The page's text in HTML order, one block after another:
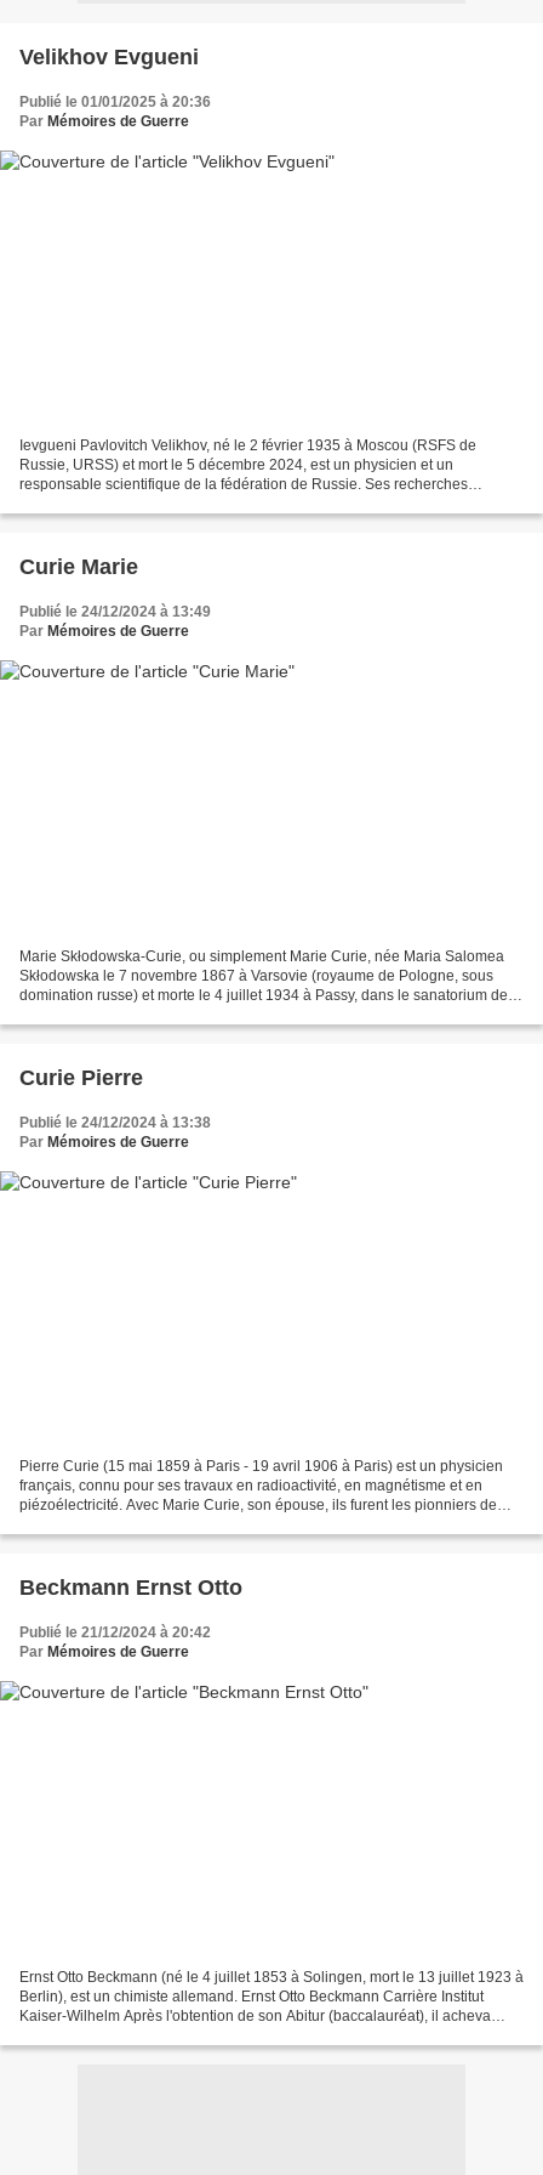
Velikhov Evgueni
Publié le 01/01/2025 à 20:36
Par Mémoires de Guerre
Ievgueni Pavlovitch Velikhov, né le 2 février 1935 à Moscou (RSFS de
Russie, URSS) et mort le 5 décembre 2024, est un physicien et un
responsable scientifique de la fédération de Russie. Ses recherches
Curie Marie
Publié le 24/12/2024 à 13:49
Par Mémoires de Guerre
Marie Skłodowska-Curie, ou simplement Marie Curie, née Maria Salomea
Skłodowska le 7 novembre 1867 à Varsovie (royaume de Pologne, sous
domination russe) et morte le 4 juillet 1934 à Passy, dans le sanatorium de
Curie Pierre
Publié le 24/12/2024 à 13:38
Par Mémoires de Guerre
Pierre Curie (15 mai 1859 à Paris - 19 avril 1906 à Paris) est un physicien
français, connu pour ses travaux en radioactivité, en magnétisme et en
piézoélectricité. Avec Marie Curie, son épouse, ils furent les pionniers de
Beckmann Ernst Otto
Publié le 21/12/2024 à 20:42
Par Mémoires de Guerre
Ernst Otto Beckmann (né le 4 juillet 1853 à Solingen, mort le 13 juillet 1923 à
Berlin), est un chimiste allemand. Ernst Otto Beckmann Carrière Institut
Kaiser-Wilhelm Après l'obtention de son Abitur (baccalauréat), il acheva